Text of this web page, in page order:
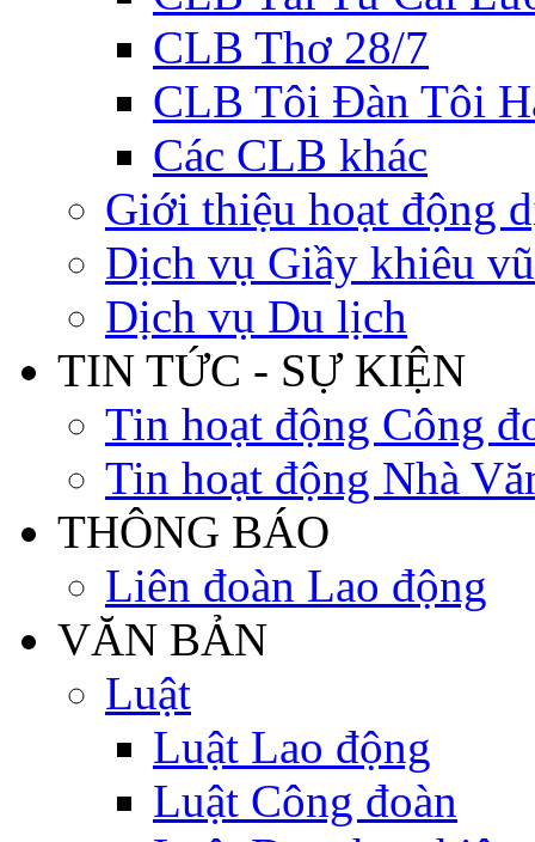
CLB Thơ 28/7
CLB Tôi Đàn Tôi
Các CLB khác
Giới thiệu hoạt động
Dịch vụ Giầy khiêu vũ
Dịch vụ Du lịch
TIN TỨC - SỰ KIỆN
Tin hoạt động Công
Tin hoạt động Nhà
THÔNG BÁO
Liên đoàn Lao động
VĂN BẢN
Luật
Luật Lao động
Luật Công đoàn